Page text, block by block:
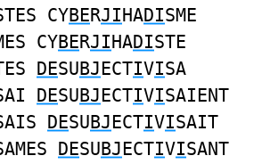
CYBERJIHADISME
CYBERJIHADISTE
DESUBJECTIVISA
DESUBJECTIVISAIENT
DESUBJECTIVISAIT
DESUBJECTIVISANT